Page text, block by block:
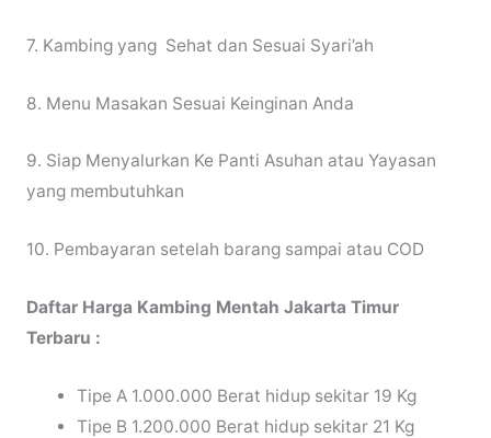
7. Kambing yang Sehat dan Sesuai Syari’ah
8. Menu Masakan Sesuai Keinginan Anda
9. Siap Menyalurkan Ke Panti Asuhan atau Yayasan
yang membutuhkan
10. Pembayaran setelah barang sampai atau COD
Daftar Harga Kambing Mentah Jakarta Timur
Terbaru :
Tipe A 1.000.000 Berat hidup sekitar 19 Kg
Tipe B 1.200.000 Berat hidup sekitar 21 Kg